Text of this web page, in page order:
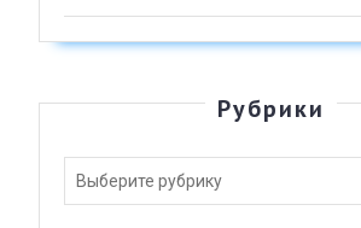
Рубрики